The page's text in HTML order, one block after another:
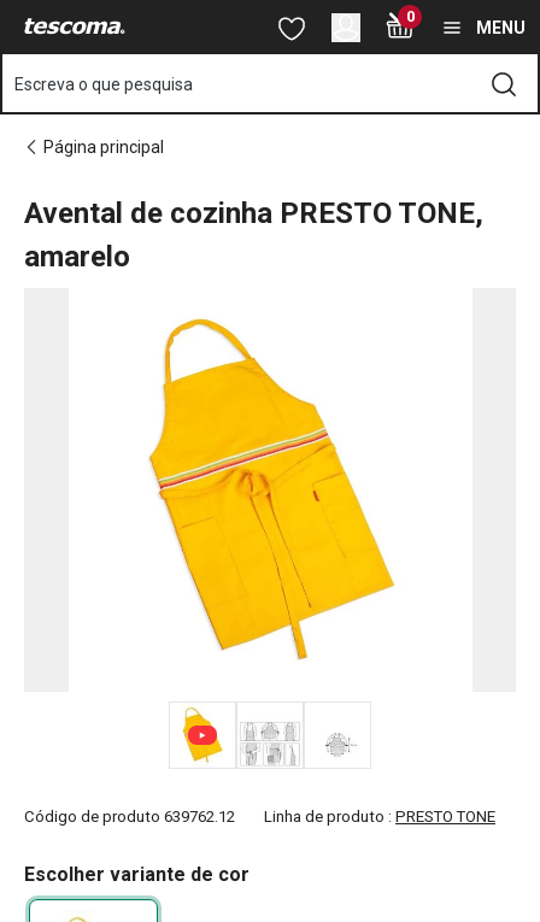
Está na página Avental de cozinha PRESTO TONE, amarelo
Saltar para o conteúdo principal
Saltar para a pesquisa
Saltar para a navegação 0
MENU
Escreva o que pesquisa
Página principal
Avental de cozinha PRESTO TONE,
amarelo
Código de produto 639762.12 Linha de produto : PRESTO TONE
Escolher variante de cor